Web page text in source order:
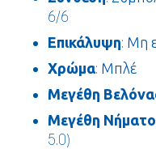
6/6
Επικάλυψη: Μη
Χρώμα: Μπλέ
Μεγέθη
Μεγέθη
5.0)